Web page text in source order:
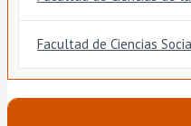
Facultad de Ciencias